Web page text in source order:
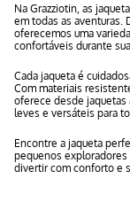
Na Grazziotin, as
em todas as aventuras.
oferecemos uma
confortáveis durante
Cada jaqueta é
Com materiais
oferece desde jaquetas
leves e versáteis para
Encontre a jaqueta
pequenos
divertir com conforto e